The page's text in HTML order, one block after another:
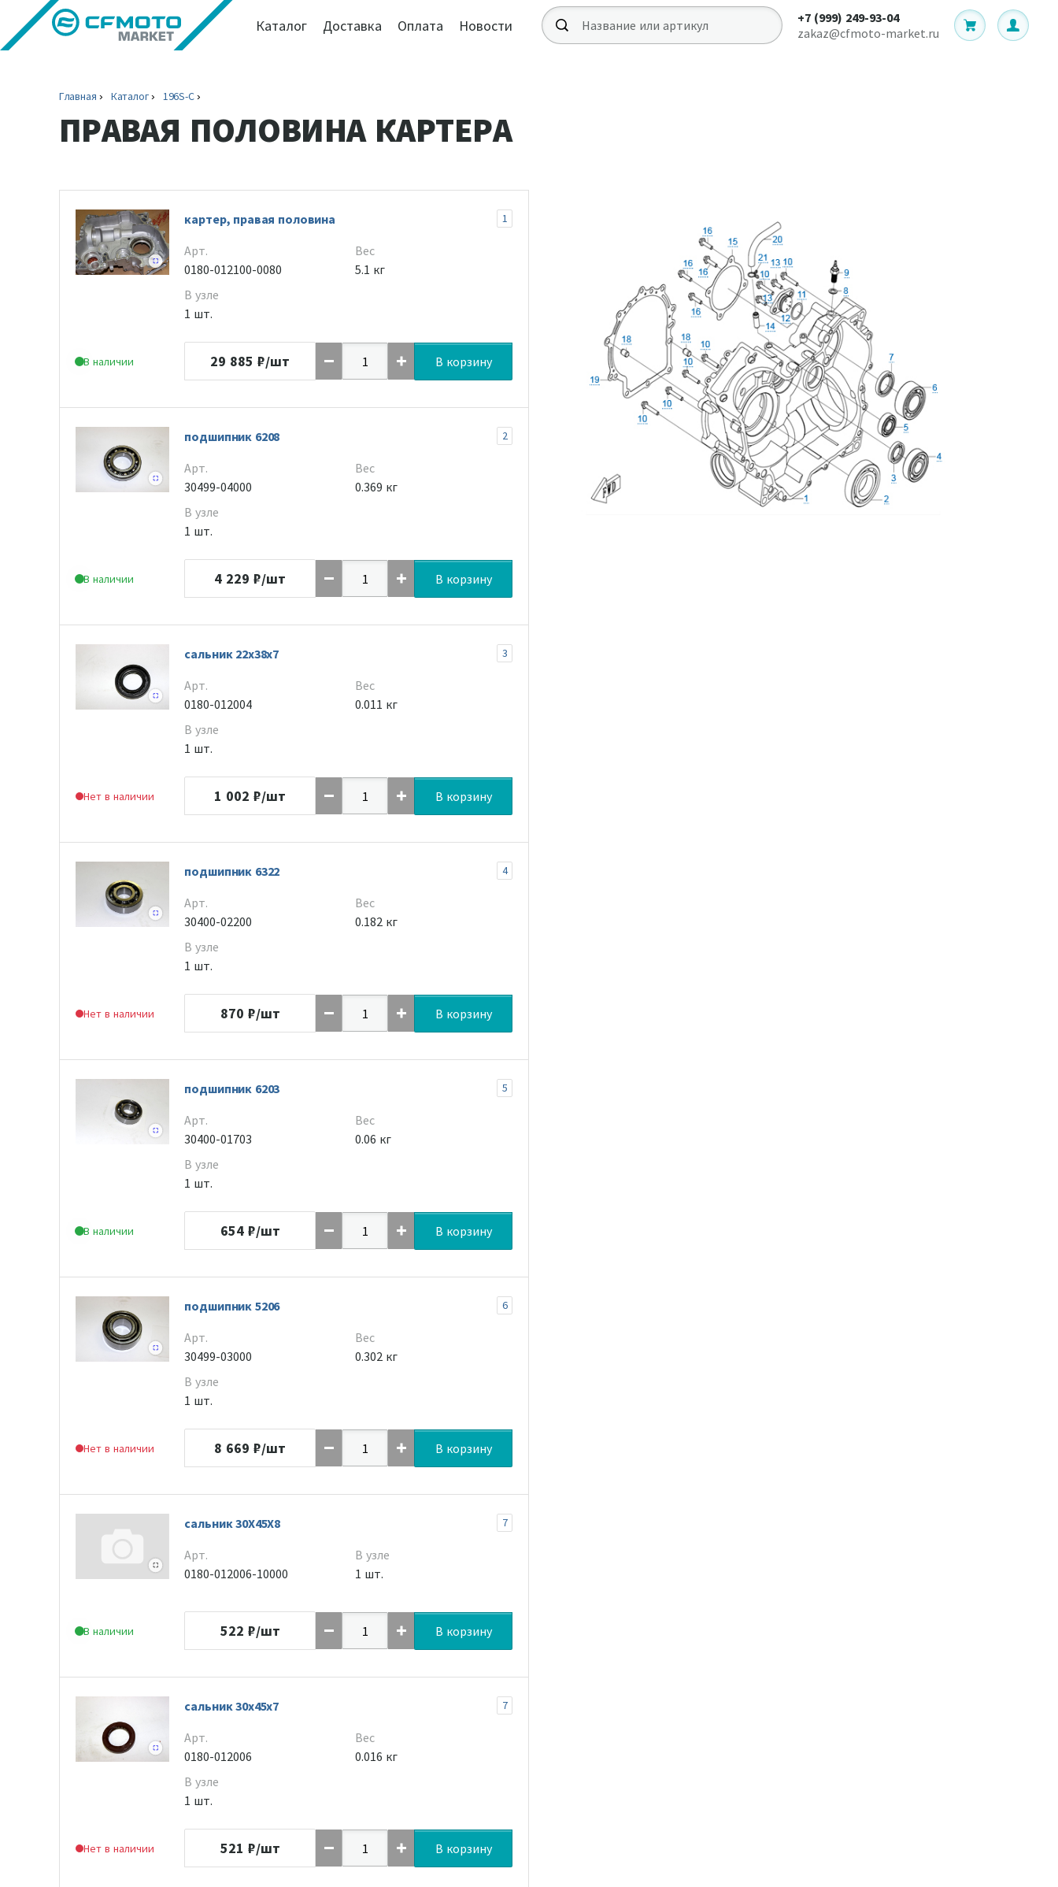
Каталог Доставка Оплата Новости
+7 (999) 249-93-04
zakaz@cfmoto-market.ru
Главная Каталог 196S-C
ПРАВАЯ ПОЛОВИНА КАРТЕРА
В наличии
картер, правая половина 1
Арт.
0180-012100-0080
В узле
1 шт.
Вес
5.1 кг
29 885 ₽/шт В корзину
В наличии
подшипник 6208 2
Арт.
30499-04000
В узле
1 шт.
Вес
0.369 кг
4 229 ₽/шт В корзину
Нет в наличии
сальник 22х38х7 3
Арт.
0180-012004
В узле
1 шт.
Вес
0.011 кг
1 002 ₽/шт В корзину
Нет в наличии
подшипник 6322 4
Арт.
30400-02200
В узле
1 шт.
Вес
0.182 кг
870 ₽/шт В корзину
В наличии
подшипник 6203 5
Арт.
30400-01703
В узле
1 шт.
Вес
0.06 кг
654 ₽/шт В корзину
Нет в наличии
подшипник 5206 6
Арт.
30499-03000
В узле
1 шт.
Вес
0.302 кг
8 669 ₽/шт В корзину
В наличии
сальник 30X45X8 7
Арт.
0180-012006-10000
В узле
1 шт.
522 ₽/шт В корзину
Нет в наличии
сальник 30х45х7 7
Арт.
0180-012006
В узле
1 шт.
Вес
0.016 кг
521 ₽/шт В корзину